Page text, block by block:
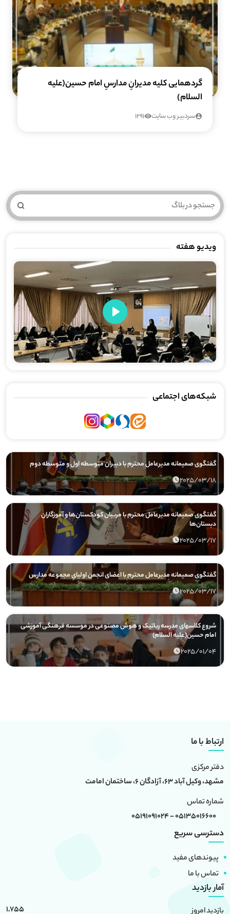
گردهمایی کلیه مدیرانِ مدارسِ امام حسین(علیه
السلام)
سردبیر وب سایت 1291
شبکه‌های اجتماعی
ویدیو هفته
Play
گفتگوی صمیمانه مدیرعامل محترم با دبیران متوسطه اول و متوسطه دوم
2025/03/18
گفتگوی صمیمانه مدیرعامل محترم با مربیان کودکستان‌ها و آموزگاران
دبستان‌ها
2025/03/17
گفتگوی صمیمانه مدیرعامل محترم با اعضای انجمن اولیایِ مجموعه مدارس
2025/03/17
شروع کلاسهای مدرسه رباتیک و هوش مصنوعی در موسسه فرهنگی آموزشی
امام حسین(علیه السلام)
2025/01/04
ارتباط با ما
دفتر مرکزی
مشهد، وکیل آباد 63، آزادگان 6، ساختمان امامت
شماره تماس
05135016600 - 05191091024
دسترسی سریع
پیوندهای مفید
تماس با ما
آمار بازدید
1,755